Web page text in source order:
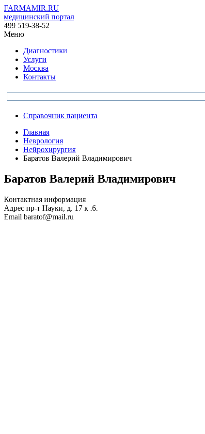
FARMAMIR.RU
медицинский портал
499 519-38-52
Меню
Диагностики
Услуги
Москва
Контакты
Справочник пациента
Главная
Неврология
Нейрохирургия
Баратов Валерий Владимирович
Баратов Валерий Владимирович
Контактная информация
Адрес пр-т Науки, д. 17 к .6.
Email baratof@mail.ru